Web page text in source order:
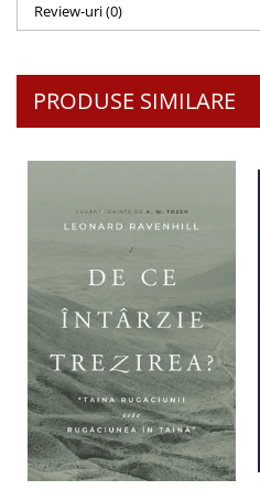
Review-uri(0)
PRODUSE SIMILARE